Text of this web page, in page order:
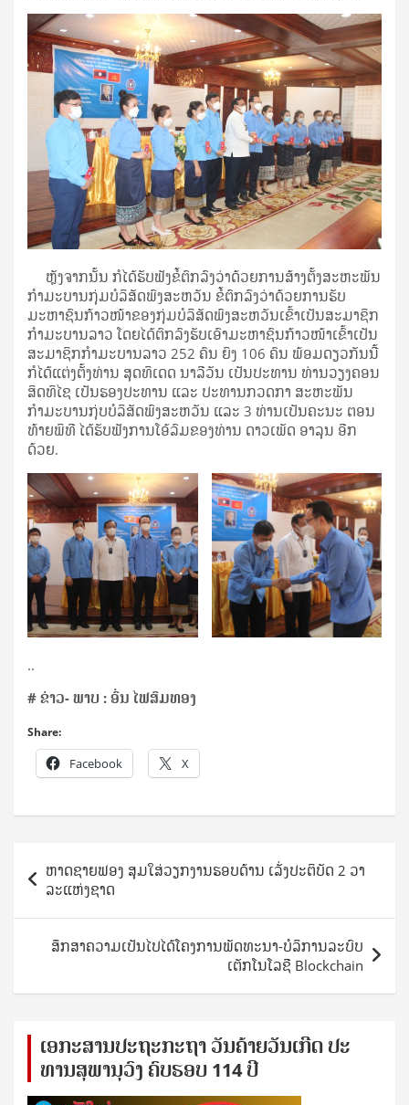
ຫຼັງຈາກນັ້ນ ກໍໄດ້ຮັບຟັງຂໍ້ຕົກລົງວ່າດ້ວຍການສ້າງຕັ້ງສະຫະພັນ
ກຳມະບານກຸ່ມບໍລິສັດພົງສະຫວັນ ຂໍ້ຕົກລົງວ່າດ້ວຍການຮັບ
ມະຫາຊົນກ້າວໜ້າຂອງກຸ່ມບໍລິສັດພົງສະຫວັນເຂົ້າເປັນສະມາຊິກ
ກຳມະບານລາວ ໂດຍໄດ້ຕົກລົງຮັບເອົາມະຫາຊົນກ້າວໜ້າເຂົ້າເປັນ
ສະມາຊິກກຳມະບານລາວ 252 ຄົນ ຍິງ 106 ຄົນ ພ້ອມດຽວກັນນີ້
ກໍໄດ້ແຕ່ງຕັ້ງທ່ານ ສຸດທິເດດ ນາລີວັນ ເປັນປະທານ ທ່ານວຽງຄອນ
ສິດທິໄຊ ເປັນຮອງປະທານ ແລະ ປະທານກວດກາ ສະຫະພັນ
ກຳມະບານກຸ່ບບໍລິສັດພົງສະຫວັນ ແລະ 3 ທ່ານເປັນຄະນະ ຕອນ
ທ້າຍພິທີ ໄດ້ຮັບຟັງການໂອ້ລົມຂອງທ່ານ ດາວເພັດ ອາລຸນ ອີກ
ດ້ວຍ.
..
# ຂ່າວ- ພາບ : ອົ່ນ ໄຟສົມທອງ
Share:
Facebook X
navigation
ຫາດຊາຍຟອງ ສຸມ​ໃສ່​ວຽກ​ງານ​ຮອບ​ດ້ານ ເລັ່ງ​ປະ​ຕິ​ບັດ 2 ວາ​
ລະ​ແຫ່ງ​ຊາດ
ສຶກສາຄວາມເປັນໄປໄດ້ໂຄງການພັດທະນາ-ບໍລິການລະບົບ
ເຕັກໂນໂລຊີ Blockchain
ເອ​ກະ​ສານ​ປະ​ຖະ​ກະ​ຖ​າ ວັນ​ຄ້າຍ​ວັນ​ເກີດ ປ​ະ​
ທານ​ສຸ​ພາ​ນຸ​ວົງ ຄົບ​ຮອບ 114 ປີ